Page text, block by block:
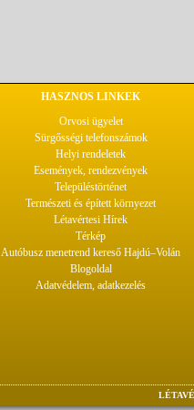
HASZNOS LINKEK
Orvosi ügyelet
Sürgősségi telefonszámok
Helyi rendeletek
Események, rendezvények
Településtörténet
Természeti és épített környezet
Létavértesi Hírek
Térkép
Autóbusz menetrend kereső Hajdú–Volán
Blogoldal
Adatvédelem, adatkezelés